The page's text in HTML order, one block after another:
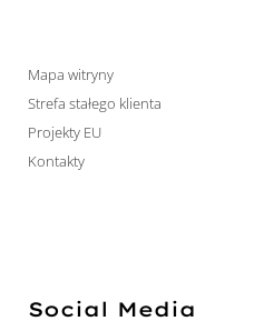
Mapa witryny
Strefa stałego klienta
Projekty EU
Kontakty
Social Media